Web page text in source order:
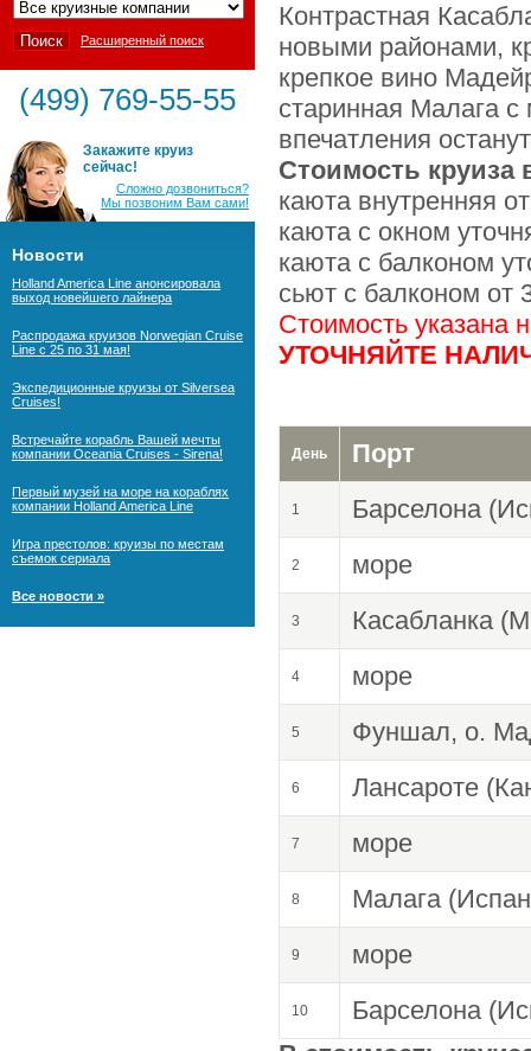
Расширенный поиск
(499) 769-55-55
Закажите круиз
сейчас!
Сложно дозвониться?
Мы позвоним Вам сами!
Новости
Holland America Line анонсировала
выход новейшего лайнера
Распродажа круизов Norwegian Cruise
Line с 25 по 31 мая!
Экспедиционные круизы от Silversea
Cruises!
Встречайте корабль Вашей мечты
компании Oceania Cruises - Sirena!
Первый музей на море на кораблях
компании Holland America Line
Игра престолов: круизы по местам
съемок сериала
Все новости »
Контрастная
новыми районами,
крепкое вино
старинная Малага
впечатления
Стоимость круиза
каюта внутренняя
каюта с окном
каюта с балконом
сьют с балконом от
Стоимость указана
УТОЧНЯЙТЕ
День Порт
1 Барселона
2 море
3 Касабланка
4 море
5 Фуншал, о.
6 Лансароте
7 море
8 Малага
9 море
10
Барселона